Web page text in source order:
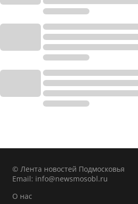
© Лента новостей Подмосковья
Email: info@newsmosobl.ru
О нас